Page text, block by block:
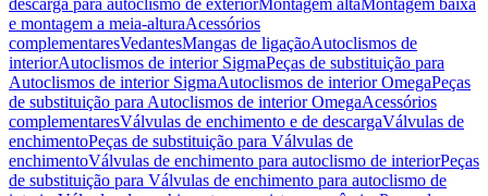
descarga para autoclismo de exteriorMontagem altaMontagem baixa
e montagem a meia-alturaAcessórios
complementaresVedantesMangas de ligaçãoAutoclismos de
interiorAutoclismos de interior SigmaPeças de substituição para
Autoclismos de interior SigmaAutoclismos de interior OmegaPeças
de substituição para Autoclismos de interior OmegaAcessórios
complementaresVálvulas de enchimento e de descargaVálvulas de
enchimentoPeças de substituição para Válvulas de
enchimentoVálvulas de enchimento para autoclismo de interiorPeças
de substituição para Válvulas de enchimento para autoclismo de